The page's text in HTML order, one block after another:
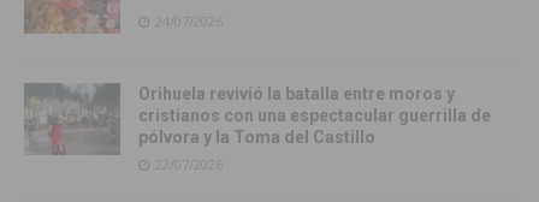
24/07/2026
Orihuela revivió la batalla entre moros y
cristianos con una espectacular guerrilla de
pólvora y la Toma del Castillo
22/07/2026